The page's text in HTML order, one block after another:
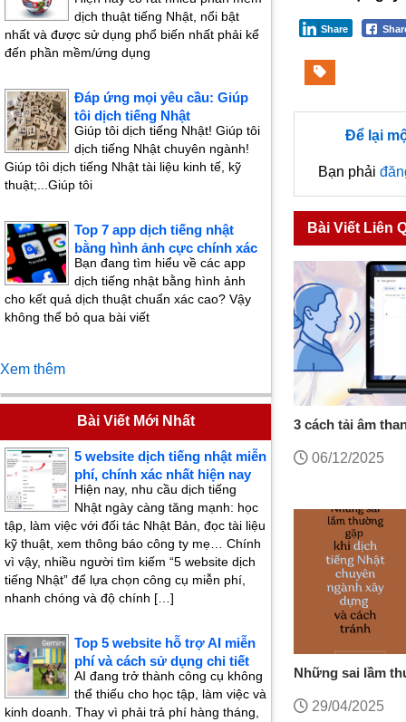
Share
Để lại
Bạn phải
Bài Viết Liên
3 cách tải âm
06/12/2025
Những sai lầm
cách tránh
29/04/2025
dịch thuật tiếng Nhật, nổi bật
nhất và được sử dụng phổ biến nhất phải kể
đến phần mềm/ứng dụng
Đáp ứng mọi yêu cầu: Giúp
tôi dịch tiếng Nhật
Giúp tôi dịch tiếng Nhật! Giúp tôi
dịch tiếng Nhật chuyên ngành!
Giúp tôi dịch tiếng Nhật tài liệu kinh tế, kỹ
thuật;...Giúp tôi
Top 7 app dịch tiếng nhật
bằng hình ảnh cực chính xác
Bạn đang tìm hiểu về các app
dịch tiếng nhật bằng hình ảnh
cho kết quả dịch thuật chuẩn xác cao? Vậy
không thể bỏ qua bài viết
Xem thêm
Bài Viết Mới Nhất
5 website dịch tiếng nhật miễn
phí, chính xác nhất hiện nay
Hiện nay, nhu cầu dịch tiếng
Nhật ngày càng tăng mạnh: học
tập, làm việc với đối tác Nhật Bản, đọc tài liệu
kỹ thuật, xem thông báo công ty mẹ… Chính
vì vậy, nhiều người tìm kiếm “5 website dịch
tiếng Nhật” để lựa chọn công cụ miễn phí,
nhanh chóng và độ chính […]
Top 5 website hỗ trợ AI miễn
phí và cách sử dụng chi tiết
AI đang trở thành công cụ không
thể thiếu cho học tập, làm việc và
kinh doanh. Thay vì phải trả phí hàng tháng,